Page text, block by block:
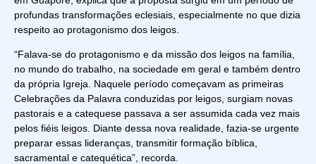
profundas transformações eclesiais, especialmente no que dizia
respeito ao protagonismo dos leigos.
“Falava-se do protagonismo e da missão dos leigos na família,
no mundo do trabalho, na sociedade em geral e também dentro
da própria Igreja. Naquele período começavam as primeiras
Celebrações da Palavra conduzidas por leigos, surgiam novas
pastorais e a catequese passava a ser assumida cada vez mais
pelos fiéis leigos. Diante dessa nova realidade, fazia-se urgente
preparar essas lideranças, transmitir formação bíblica,
sacramental e catequética”, recorda.